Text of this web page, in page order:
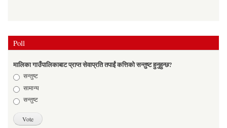
Poll
मालिका गाउँपालिकाबाट प्राप्त सेवाप्रति तपाईं कत्तिको सन्तुष्ट हुनुहुन्छ?
Choices
सन्तुष्ट
सामान्य
सन्तुष्ट